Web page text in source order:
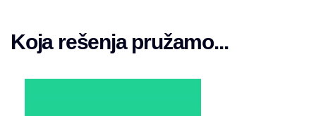
Koja rešenja pružamo...